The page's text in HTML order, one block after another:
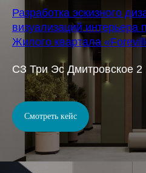
Разработка эскизного
визуализаций
Жилого квартала
СЗ Три Эс Дмитровское 2
Смотреть кейс